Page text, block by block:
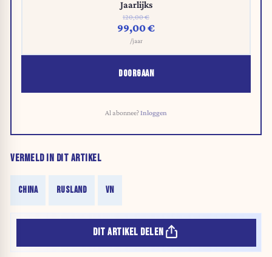
Jaarlijks
120,00 €
99,00 €
/jaar
DOORGAAN
Al abonnee?Inloggen
VERMELD IN DIT ARTIKEL
CHINA RUSLAND VN
DIT ARTIKEL DELEN